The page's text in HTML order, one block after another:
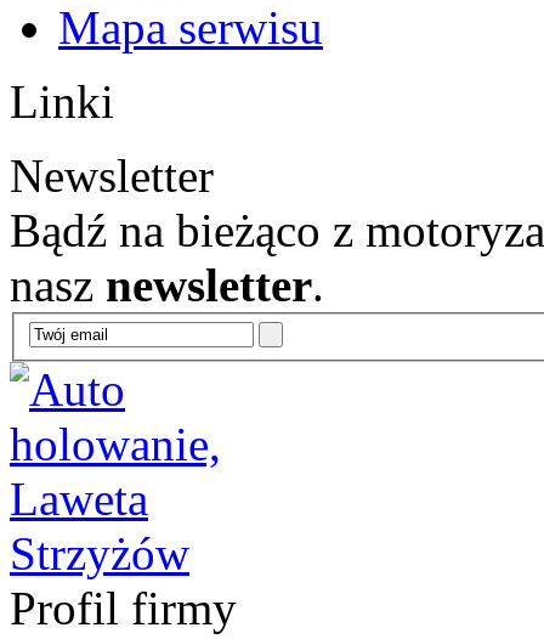
Mapa serwisu
Linki
Newsletter
Bądź na bieżąco z
nasz newsletter.
Profil firmy